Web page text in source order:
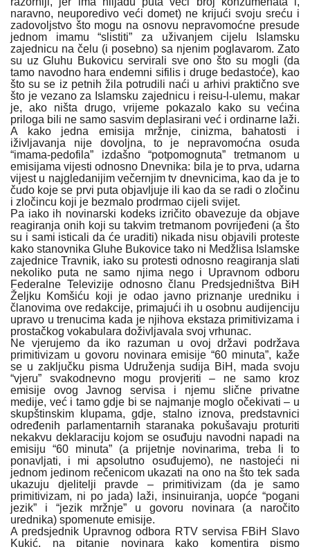
naravno, neuporedivo veći domet) ne krijući svoju sreću i
zadovoljstvo što mogu na osnovu nepravomoćne presude
jednom imamu “slistiti” za uživanjem cijelu Islamsku
zajednicu na čelu (i posebno) sa njenim poglavarom. Zato
su uz Gluhu Bukovicu servirali sve ono što su mogli (da
tamo navodno hara endemni sifilis i druge bedastoće), kao
što su se iz petnih žila potrudili naći u arhivi praktično sve
što je vezano za Islamsku zajednicu i reisu-l-ulemu, makar
je, ako ništa drugo, vrijeme pokazalo kako su većina
priloga bili ne samo sasvim deplasirani već i ordinarne laži.
A kako jedna emisija mržnje, cinizma, bahatosti i
iživljavanja nije dovoljna, to je nepravomoćna osuda
“imama-pedofila” izdašno “potpomognuta” tretmanom u
emisijama vijesti odnosno Dnevnika: bila je to prva, udarna
vijest u najgledanijim večernjim tv dnevnicima, kao da je to
čudo koje se prvi puta objavljuje ili kao da se radi o zločinu
i zločincu koji je bezmalo prodrmao cijeli svijet.
Pa iako ih novinarski kodeks izričito obavezuje da objave
reagiranja onih koji su takvim tretmanom povrijeđeni (a što
su i sami isticali da će uraditi) nikada nisu objavili proteste
kako stanovnika Gluhe Bukovice tako ni Medžlisa Islamske
zajednice Travnik, iako su protesti odnosno reagiranja slati
nekoliko puta ne samo njima nego i Upravnom odboru
Federalne Televizije odnosno članu Predsjedništva BiH
Željku Komšiću koji je odao javno priznanje uredniku i
članovima ove redakcije, primajući ih u osobnu audijenciju
upravo u trenucima kada je njihova ekstaza primitivizama i
prostačkog vokabulara doživljavala svoj vrhunac.
Ne vjerujemo da iko razuman u ovoj državi podržava
primitivizam u govoru novinara emisije “60 minuta”, kaže
se u zaključku pisma Udruženja sudija BiH, mada svoju
“vjeru” svakodnevno mogu provjeriti – ne samo kroz
emisije ovog Javnog servisa i njemu slične privatne
medije, već i tamo gdje bi se najmanje moglo očekivati – u
skupštinskim klupama, gdje, stalno iznova, predstavnici
određenih parlamentarnih staranaka pokušavaju proturiti
nekakvu deklaraciju kojom se osuđuju navodni napadi na
emisiju “60 minuta” (a prijetnje novinarima, treba li to
ponavljati, i mi apsolutno osuđujemo), ne nastojeći ni
jednom jedinom rečenicom ukazati na ono na što tek sada
ukazuju djelitelji pravde – primitivizam (da je samo
primitivizam, ni po jada) laži, insinuiranja, uopće “pogani
jezik” i “jezik mržnje” u govoru novinara (a naročito
urednika) spomenute emisije.
A predsjednik Upravnog odbora RTV servisa FBiH Slavo
Kukić, na pitanje novinara kako komentira pismo